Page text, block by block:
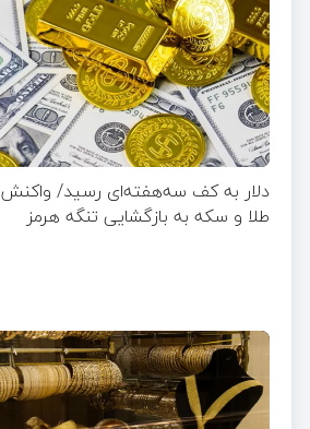
دلار به کف سه‌هفته‌ای رسید/ واکنش
طلا و سکه به بازگشایی تنگه هرمز